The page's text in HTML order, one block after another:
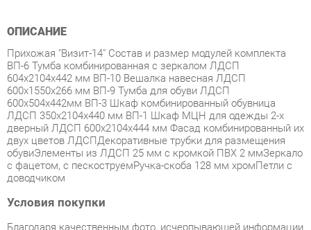
604х2104х442 мм ВП-10 Вешалка навесная ЛДСП
600х1550х266 мм ВП-9 Тумба для обуви ЛДСП
600х504х442мм ВП-3 Шкаф комбинированный обувница
ЛДСП 350х2104х440 мм ВП-1 Шкаф МЦН для одежды 2-х
дверный ЛДСП 600х2104х444 мм Фасад комбинированный их
двух цветов ЛДСПДекоративные трубки для размещения
обувиЭлементы из ЛДСП 25 мм с кромкой ПВХ 2 ммЗеркало
с фацетом, с пескоструемРучка-скоба 128 мм хромПетли с
доводчиком
Условия покупки
Благодаря качественным фото, исчерпывающей информации
покупателей маркетплэйса «Спальни-Екатеринбург» купить
Готовые комплекты производства Марибель с доставкой из